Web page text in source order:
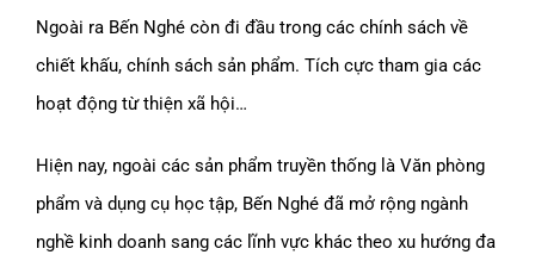
Ngoài ra Bến Nghé còn đi đầu trong các chính sách về
chiết khấu, chính sách sản phẩm. Tích cực tham gia các
hoạt động từ thiện xã hội…
Hiện nay, ngoài các sản phẩm truyền thống là Văn phòng
phẩm và dụng cụ học tập, Bến Nghé đã mở rộng ngành
nghề kinh doanh sang các lĩnh vực khác theo xu hướng đa